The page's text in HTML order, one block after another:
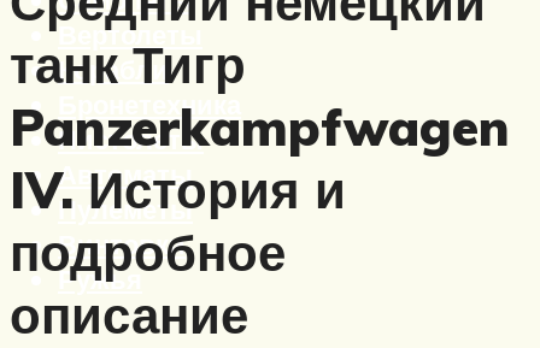
Вертолеты
Корабли
Бронетехника
Пистолеты
Автоматы
Пулеметы
Винтовки
Ружья
танк Тигр
Panzerkampfwagen
IV. История и
подробное
описание